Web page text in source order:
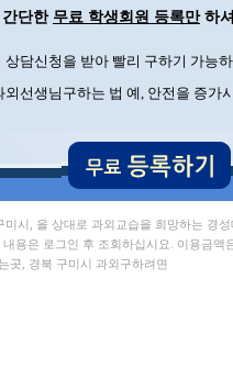
김** 뉴욕대 , 민** 영남대
장** 포항공과대 , 이** 대
김** 포항공과대 , 문** 포
김** 세멜바이스대 , 김**
간단한 무료 학생회원 등록만하
상담신청을 받아 빨리 구하기 가능
외선생님구하는 법 예, 안전을 증가
시, 을 상대로 과외교습을 희망하는 경
용은 로그인 후 조회하십시요. 이용금액
곳, 경북 구미시 과외구하려면